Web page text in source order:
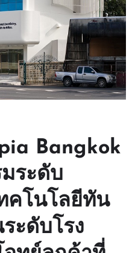
Bangkok
ระดับ
คโนโลยีทัน
ะดับโรง